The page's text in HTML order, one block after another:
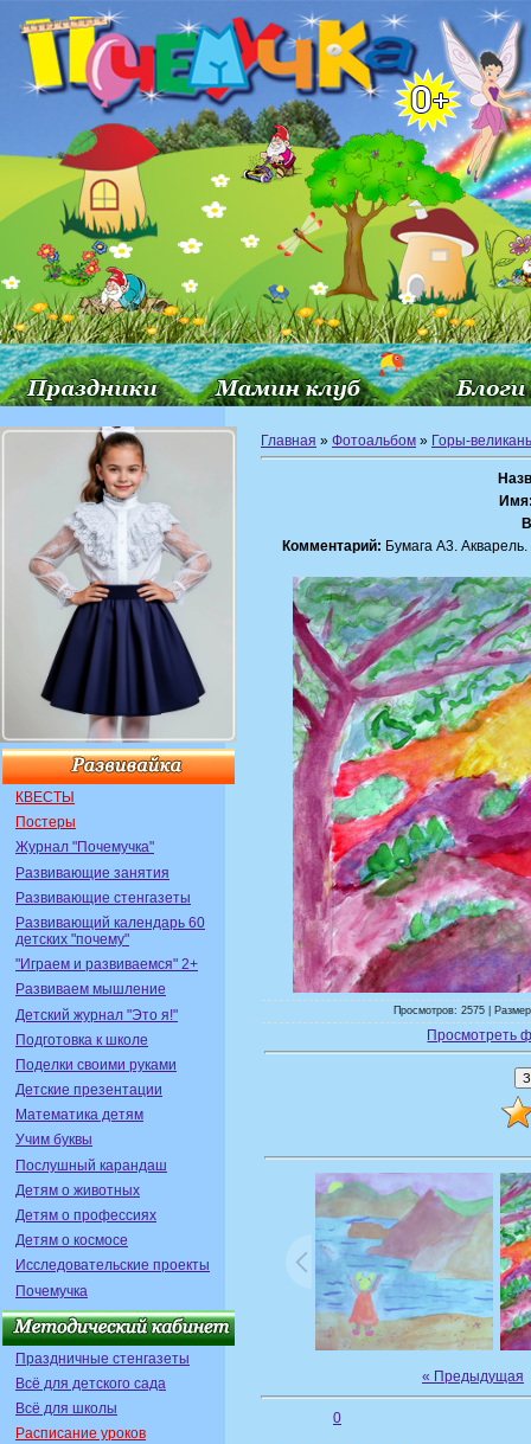
КВЕСТЫ
Постеры
Журнал "Почемучка"
Развивающие занятия
Развивающие стенгазеты
Развивающий календарь 60
детских "почему"
"Играем и развиваемся" 2+
Развиваем мышление
Детский журнал "Это я!"
Подготовка к школе
Поделки своими руками
Детские презентации
Математика детям
Учим буквы
Послушный карандаш
Детям о животных
Детям о профессиях
Детям о космосе
Исследовательские проекты
Почемучка
Праздничные стенгазеты
Всё для детского сада
Всё для школы
Расписание уроков
Главная » Фотоальбом » Горы-
Комментарий: Бумага А3.
Просмотров: 2575 |
Просмотреть
« Предыдущая
0